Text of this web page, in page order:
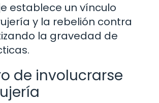
establece un vínculo
y la rebelión contra
la gravedad de
de involucrarse